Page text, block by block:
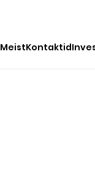
MeistKontaktid